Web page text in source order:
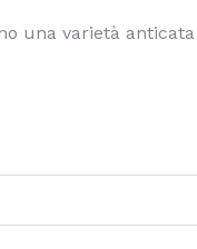
una varietà